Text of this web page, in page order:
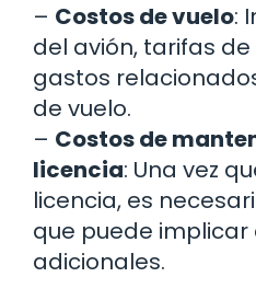
– Costos de vuelo:
del avión, tarifas
gastos
de vuelo.
– Costos de
licencia: Una vez
licencia, es
que puede implicar
adicionales.